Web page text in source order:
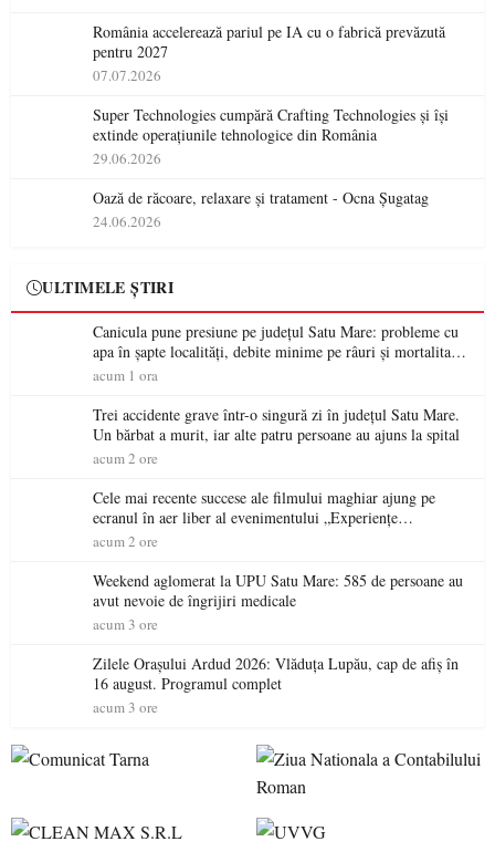
România accelerează pariul pe IA cu o fabrică prevăzută
pentru 2027
07.07.2026
Super Technologies cumpără Crafting Technologies și își
extinde operațiunile tehnologice din România
29.06.2026
Oază de răcoare, relaxare și tratament - Ocna Șugatag
24.06.2026
ULTIMELE ȘTIRI
Canicula pune presiune pe județul Satu Mare: probleme cu
apa în șapte localități, debite minime pe râuri și mortalitate
piscicolă la Lacul Călinești
acum 1 ora
Trei accidente grave într-o singură zi în județul Satu Mare.
Un bărbat a murit, iar alte patru persoane au ajuns la spital
acum 2 ore
Cele mai recente succese ale filmului maghiar ajung pe
ecranul în aer liber al evenimentului „Experiențe
cinematografice Partium”
acum 2 ore
Weekend aglomerat la UPU Satu Mare: 585 de persoane au
avut nevoie de îngrijiri medicale
acum 3 ore
Zilele Orașului Ardud 2026: Vlăduța Lupău, cap de afiș în
16 august. Programul complet
acum 3 ore